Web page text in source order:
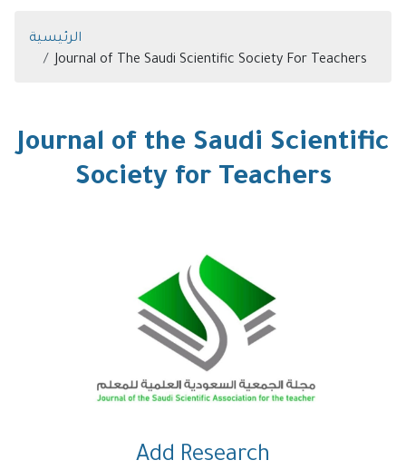
الرئيسية
Journal of The Saudi Scientific Society For Teachers
Journal of the Saudi Scientific
Society for Teachers
Add Research